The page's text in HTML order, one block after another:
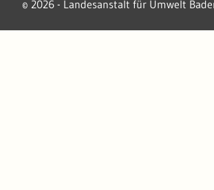
2026 - Landesanstalt für Umwelt